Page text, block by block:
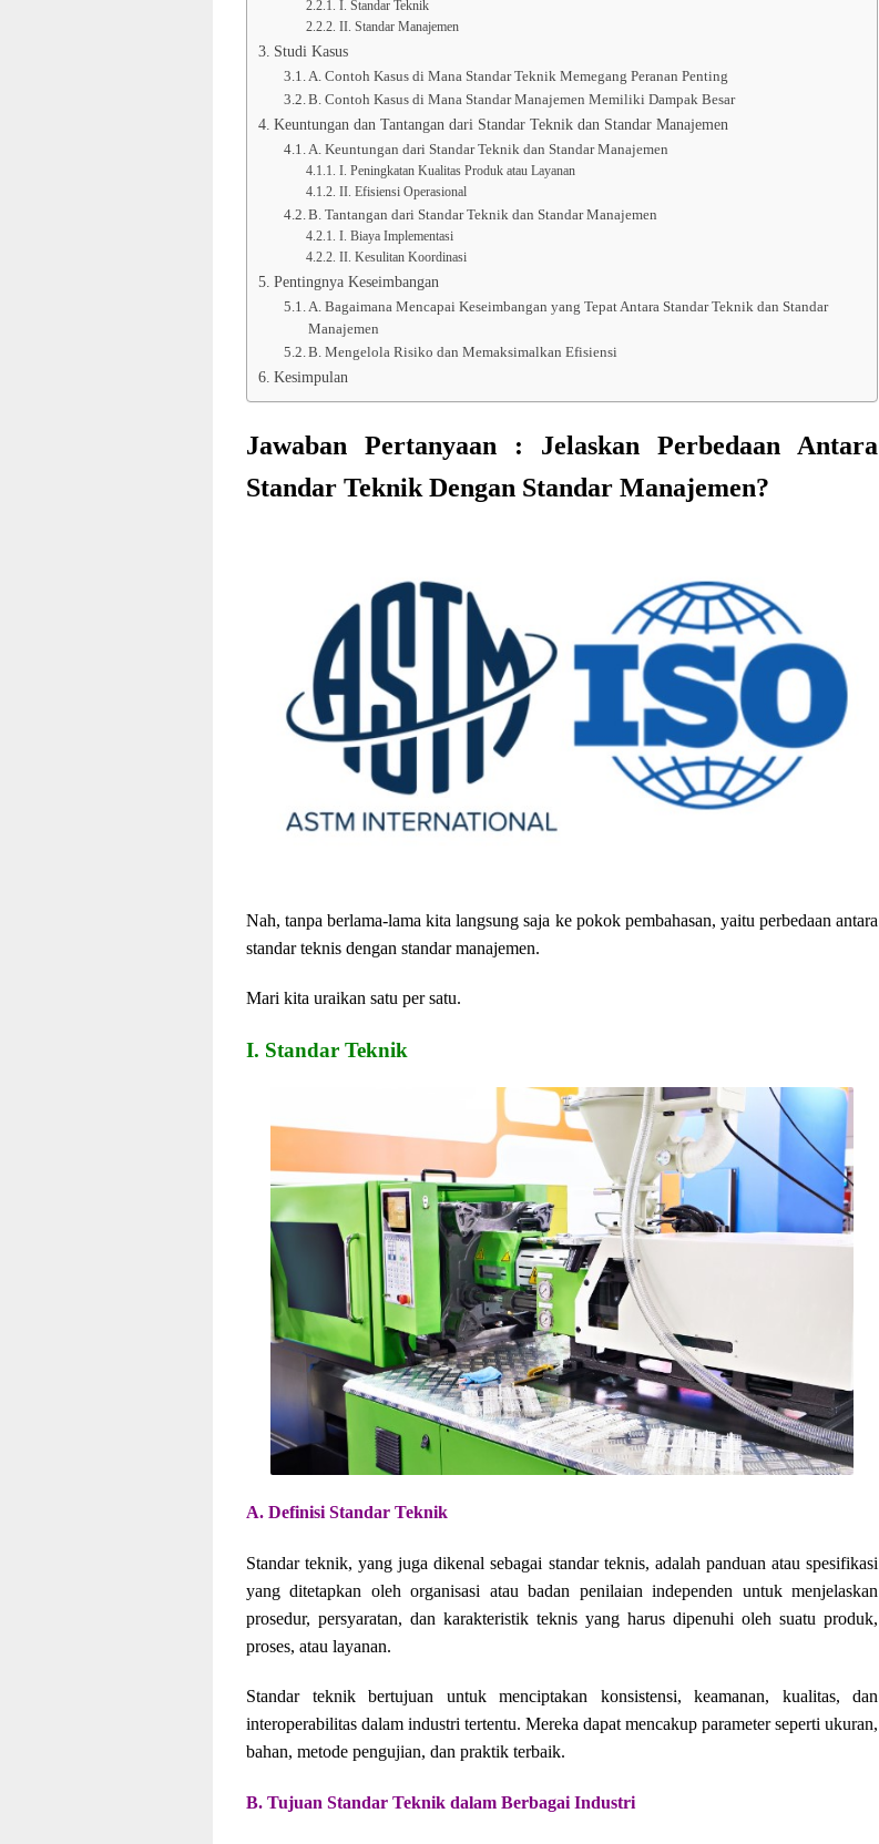
I. Standar Teknik
II. Standar Manajemen
Studi Kasus
A. Contoh Kasus di Mana Standar Teknik Memegang Peranan Penting
B. Contoh Kasus di Mana Standar Manajemen Memiliki Dampak Besar
Keuntungan dan Tantangan dari Standar Teknik dan Standar Manajemen
A. Keuntungan dari Standar Teknik dan Standar Manajemen
I. Peningkatan Kualitas Produk atau Layanan
II. Efisiensi Operasional
B. Tantangan dari Standar Teknik dan Standar Manajemen
I. Biaya Implementasi
II. Kesulitan Koordinasi
Pentingnya Keseimbangan
A. Bagaimana Mencapai Keseimbangan yang Tepat Antara Standar Teknik dan Standar
Manajemen
B. Mengelola Risiko dan Memaksimalkan Efisiensi
Kesimpulan
Jawaban Pertanyaan : Jelaskan Perbedaan Antara
Standar Teknik Dengan Standar Manajemen?
Nah, tanpa berlama-lama kita langsung saja ke pokok pembahasan, yaitu perbedaan antara
standar teknis dengan standar manajemen.
Mari kita uraikan satu per satu.
I. Standar Teknik
A. Definisi Standar Teknik
Standar teknik, yang juga dikenal sebagai standar teknis, adalah panduan atau spesifikasi
yang ditetapkan oleh organisasi atau badan penilaian independen untuk menjelaskan
prosedur, persyaratan, dan karakteristik teknis yang harus dipenuhi oleh suatu produk,
proses, atau layanan.
Standar teknik bertujuan untuk menciptakan konsistensi, keamanan, kualitas, dan
interoperabilitas dalam industri tertentu. Mereka dapat mencakup parameter seperti ukuran,
bahan, metode pengujian, dan praktik terbaik.
B. Tujuan Standar Teknik dalam Berbagai Industri